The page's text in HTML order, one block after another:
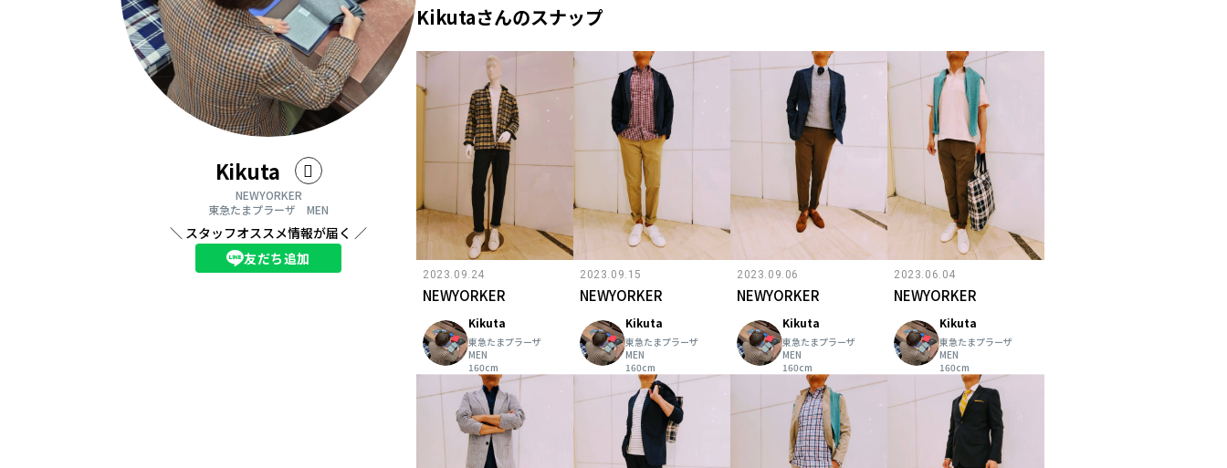
Kikuta
NEWYORKER
東急たまプラーザ MEN
＼ スタッフオススメ情報が届く ／
友だち追加
Kikutaさんのスナップ
2023.09.24
NEWYORKER
Kikuta
東急たまプラーザ
MEN
160cm
2023.09.15
NEWYORKER
Kikuta
東急たまプラーザ
MEN
160cm
2023.09.06
NEWYORKER
Kikuta
東急たまプラーザ
MEN
160cm
2023.06.04
NEWYORKER
Kikuta
東急たまプラーザ
MEN
160cm